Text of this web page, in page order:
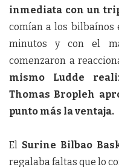
inmediata con un
comían a los bilbaínos
minutos y con el
comenzaron a
mismo Ludde
Thomas Bropleh
punto más la ventaja.
El Surine Bilbao
regalaba faltas que lo